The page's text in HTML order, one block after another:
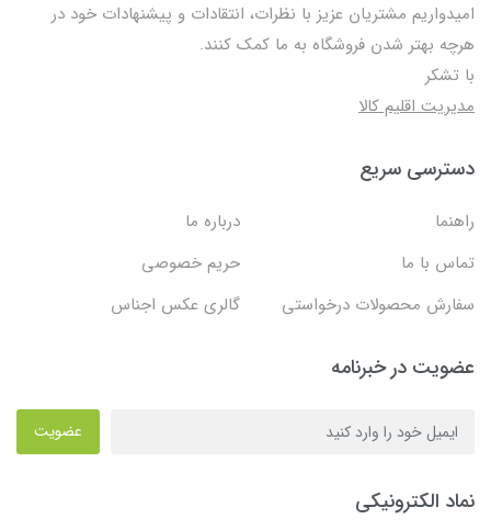
امیدواریم مشتریان عزیز با نظرات، انتقادات و پیشنهادات خود در
هرچه بهتر شدن فروشگاه به ما کمک کنند.
با تشکر
مدیریت اقلیم کالا
دسترسی سریع
راهنما
درباره ما
تماس با ما
حریم خصوصی
سفارش محصولات درخواستی
گالری عکس اجناس
عضویت در خبرنامه
عضویت
نماد الکترونیکی